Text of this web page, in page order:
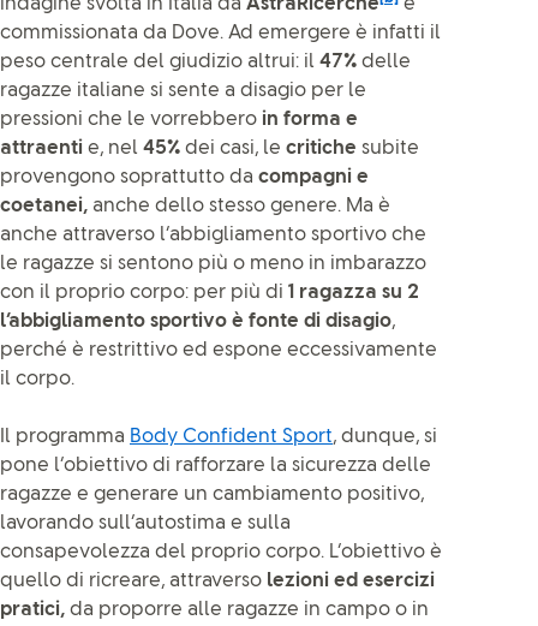
commissionata da Dove. Ad emergere è infatti il
peso centrale del giudizio altrui: il 47% delle
ragazze italiane si sente a disagio per le
pressioni che le vorrebbero in forma e
attraenti e, nel 45% dei casi, le critiche subite
provengono soprattutto da compagni e
coetanei, anche dello stesso genere. Ma è
anche attraverso l’abbigliamento sportivo che
le ragazze si sentono più o meno in imbarazzo
con il proprio corpo: per più di 1 ragazza su 2
l’abbigliamento sportivo è fonte di disagio,
perché è restrittivo ed espone eccessivamente
il corpo.
Il programma Body Confident Sport, dunque, si
pone l’obiettivo di rafforzare la sicurezza delle
ragazze e generare un cambiamento positivo,
lavorando sull’autostima e sulla
consapevolezza del proprio corpo. L’obiettivo è
quello di ricreare, attraverso lezioni ed esercizi
pratici, da proporre alle ragazze in campo o in